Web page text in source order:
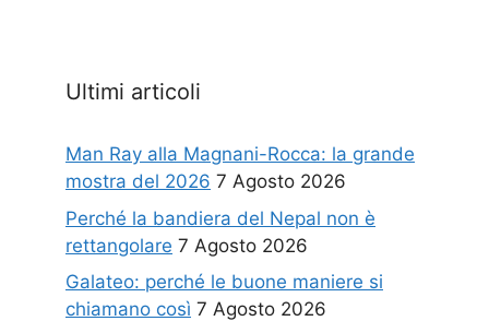
Ultimi articoli
Man Ray alla Magnani-Rocca: la grande
mostra del 2026 7 Agosto 2026
Perché la bandiera del Nepal non è
rettangolare 7 Agosto 2026
Galateo: perché le buone maniere si
chiamano così 7 Agosto 2026